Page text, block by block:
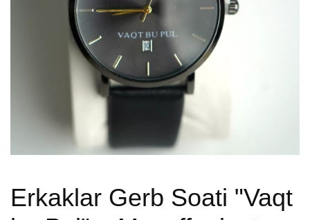
Erkaklar Gerb Soati "Vaqt